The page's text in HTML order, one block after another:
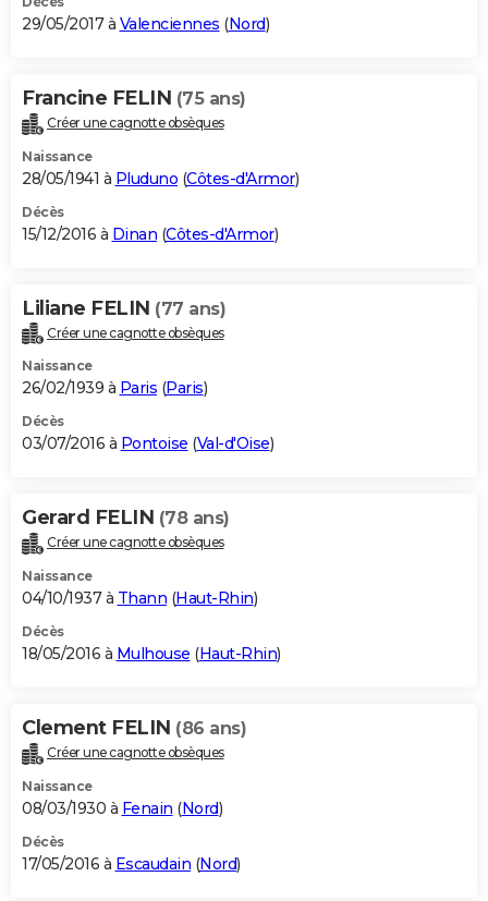
29/05/2017 à Valenciennes (Nord)
Francine FELIN (75 ans)
Créer une cagnotte obsèques
Naissance
28/05/1941 à Pluduno (Côtes-d'Armor)
Décès
15/12/2016 à Dinan (Côtes-d'Armor)
Liliane FELIN (77 ans)
Créer une cagnotte obsèques
Naissance
26/02/1939 à Paris (Paris)
Décès
03/07/2016 à Pontoise (Val-d'Oise)
Gerard FELIN (78 ans)
Créer une cagnotte obsèques
Naissance
04/10/1937 à Thann (Haut-Rhin)
Décès
18/05/2016 à Mulhouse (Haut-Rhin)
Clement FELIN (86 ans)
Créer une cagnotte obsèques
Naissance
08/03/1930 à Fenain (Nord)
Décès
17/05/2016 à Escaudain (Nord)